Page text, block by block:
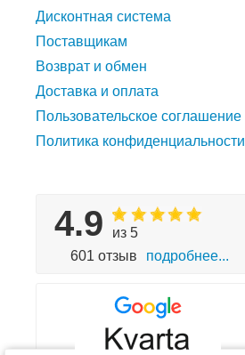
Дисконтная система
Поставщикам
Возврат и обмен
Доставка и оплата
Пользовательское соглашение
Политика конфиденциальности
4.9
из 5
601 отзыв
подробнее...